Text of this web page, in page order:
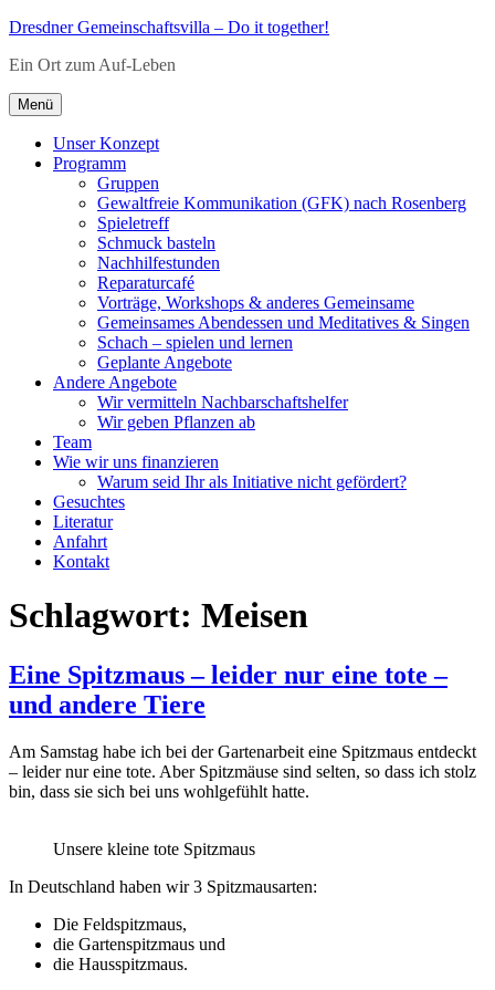
Zum
springen
Dresdner Gemeinschaftsvilla – Do it together!
Ein Ort zum Auf-Leben
Menü
Unser Konzept
Programm
Gruppen
Gewaltfreie Kommunikation (GFK) nach Rosenberg
Spieletreff
Schmuck basteln
Nachhilfestunden
Reparaturcafé
Vorträge, Workshops & anderes Gemeinsame
Gemeinsames Abendessen und Meditatives & Singen
Schach – spielen und lernen
Geplante Angebote
Andere Angebote
Wir vermitteln Nachbarschaftshelfer
Wir geben Pflanzen ab
Team
Wie wir uns finanzieren
Warum seid Ihr als Initiative nicht gefördert?
Gesuchtes
Literatur
Anfahrt
Kontakt
Schlagwort: Meisen
Eine Spitzmaus – leider nur eine tote –
und andere Tiere
Am Samstag habe ich bei der Gartenarbeit eine Spitzmaus entdeckt
– leider nur eine tote. Aber Spitzmäuse sind selten, so dass ich stolz
bin, dass sie sich bei uns wohlgefühlt hatte.
Unsere kleine tote Spitzmaus
In Deutschland haben wir 3 Spitzmausarten:
Die Feldspitzmaus,
die Gartenspitzmaus und
die Hausspitzmaus.